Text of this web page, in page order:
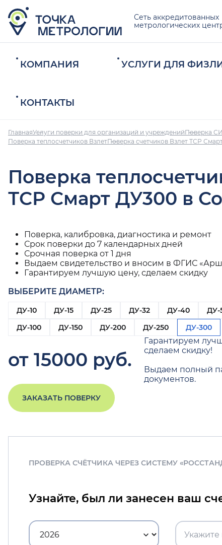
Сеть аккредитованных
метрологических
КОМПАНИЯ УСЛУГИ ДЛЯ
КОНТАКТЫ
ГлавнаяУслуги поверки для организаций и учрежденийПоверка
Поверка теплосчетчиков ВзлетПоверка счетчиков Взлет ТСР
Поверка
ТСР Смарт ДУ300 в
Поверка, калибровка, диагностика и ремонт
Срок поверки до 7 календарных дней
Срочная поверка от 1 дня
Выдаем свидетельство и вносим в ФГИС
Гарантируем лучшую цену, сделаем скидку
ВЫБЕРИТЕ ДИАМЕТР:
ДУ-10 ДУ-15 ДУ-25 ДУ-32 ДУ-40 ДУ-
ДУ-100
ДУ-150 ДУ-200 ДУ-250 ДУ-300
от 15000 руб.
Гарантируем
сделаем скидку!
Выдаем полный
документов.
ЗАКАЗАТЬ ПОВЕРКУ
ПРОВЕРКА СЧЁТЧИКА ЧЕРЕЗ СИСТЕМУ
Узнайте, был ли занесен ваш